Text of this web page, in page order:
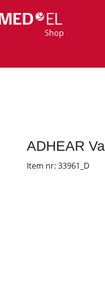
Shop
ADHEAR
Item nr: 33961_D